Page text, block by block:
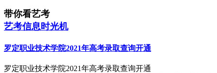
带你看艺考
艺考信息时光机
罗定职业技术学院2021年高考录取查询开通
罗定职业技术学院2021年高考录取查询开通